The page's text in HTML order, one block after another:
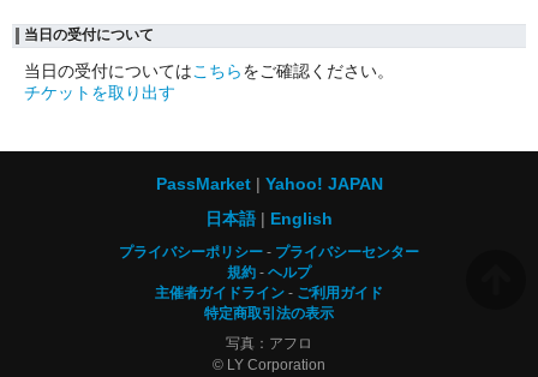
当日の受付について
当日の受付についてはこちらをご確認ください。
チケットを取り出す
PassMarket
Yahoo! JAPAN
日本語
English
プライバシーポリシー
プライバシーセンター
規約
ヘルプ
主催者ガイドライン
ご利用ガイド
特定商取引法の表示
写真：アフロ
© LY Corporation